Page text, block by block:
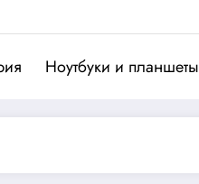
Ноутбуки и планшеты